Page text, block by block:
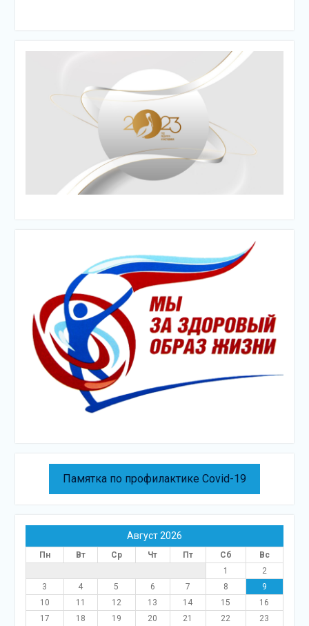
Памятка по профилактике Covid-19
Август 2026
Пн Вт Ср Чт Пт Сб
Вс
1
2
3
4 5 6 7 8
9
10
11 12 13 14 15
16
17
18 19 20 21 22 23